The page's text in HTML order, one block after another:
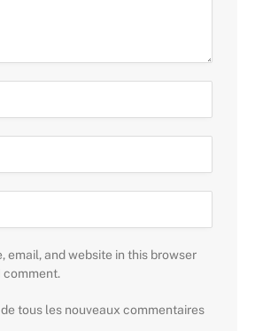
email, and website in this browser
comment.
tous les nouveaux commentaires